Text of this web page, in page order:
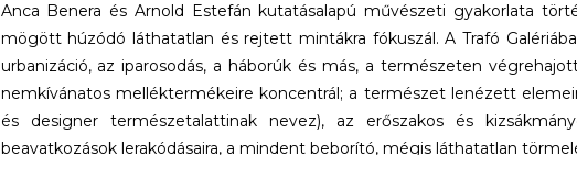
Anca Benera és Arnold Estefán kutatásalapú művészeti gyakorlata
mögött húzódó láthatatlan és rejtett mintákra fókuszál. A Trafó
urbanizáció, az iparosodás, a háborúk és más, a természeten
nemkívánatos melléktermékeire koncentrál; a természet lenézett
és designer természetalattinak nevez), az erőszakos és
beavatkozások lerakódásaira, a mindent beborító, mégis láthatatlan